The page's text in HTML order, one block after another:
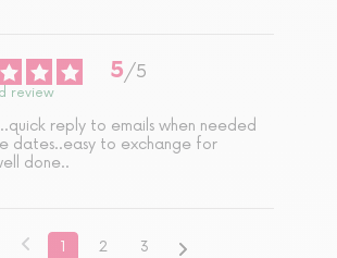
5/5
review
reply to emails when needed
dates..easy to exchange for
done..
1 2 3